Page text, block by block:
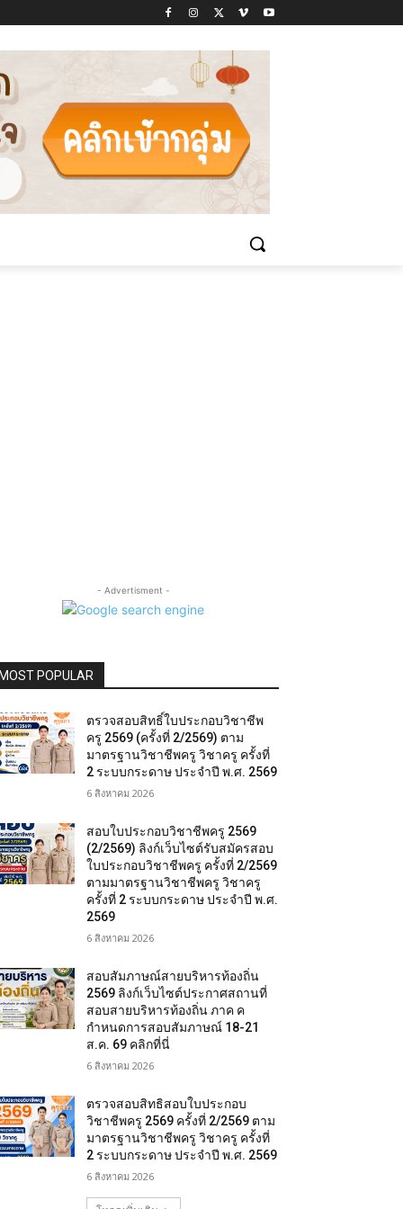
- Advertisment -
POPULAR
ตรวจสอบสิทธิ์ใบประกอบวิชาชีพ
ครู 2569 (ครั้งที่ 2/2569) ตาม
มาตรฐานวิชาชีพครู วิชาครู ครั้งที่
2 ระบบกระดาษ ประจำปี พ.ศ. 2569
6 สิงหาคม 2026
สอบใบประกอบวิชาชีพครู 2569
(2/2569) ลิงก์เว็บไซต์รับสมัครสอบ
ใบประกอบวิชาชีพครู ครั้งที่ 2/2569
ตามมาตรฐานวิชาชีพครู วิชาครู
ครั้งที่ 2 ระบบกระดาษ ประจำปี พ.ศ.
2569
6 สิงหาคม 2026
สอบสัมภาษณ์สายบริหารท้องถิ่น
2569 ลิงก์เว็บไซต์ประกาศสถานที่
สอบสายบริหารท้องถิ่น ภาค ค
กำหนดการสอบสัมภาษณ์ 18-21
ส.ค. 69 คลิกที่นี่
6 สิงหาคม 2026
ตรวจสอบสิทธิสอบใบประกอบ
วิชาชีพครู 2569 ครั้งที่ 2/2569 ตาม
มาตรฐานวิชาชีพครู วิชาครู ครั้งที่
2 ระบบกระดาษ ประจำปี พ.ศ. 2569
6 สิงหาคม 2026